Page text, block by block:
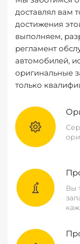
доставлял вам
достижения
выполняем,
регламент
автомобилей,
оригинальные
только
Вы